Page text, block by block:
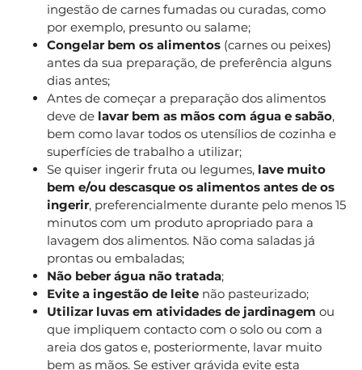
ingestão de carnes fumadas ou curadas, como
por exemplo, presunto ou salame;
Congelar bem os alimentos (carnes ou peixes)
antes da sua preparação, de preferência alguns
dias antes;
Antes de começar a preparação dos alimentos
deve de lavar bem as mãos com água e sabão,
bem como lavar todos os utensílios de cozinha e
superfícies de trabalho a utilizar;
Se quiser ingerir fruta ou legumes, lave muito
bem e/ou descasque os alimentos antes de os
ingerir, preferencialmente durante pelo menos 15
minutos com um produto apropriado para a
lavagem dos alimentos. Não coma saladas já
prontas ou embaladas;
Não beber água não tratada;
Evite a ingestão de leite não pasteurizado;
Utilizar luvas em atividades de jardinagem ou
que impliquem contacto com o solo ou com a
areia dos gatos e, posteriormente, lavar muito
bem as mãos. Se estiver grávida evite esta